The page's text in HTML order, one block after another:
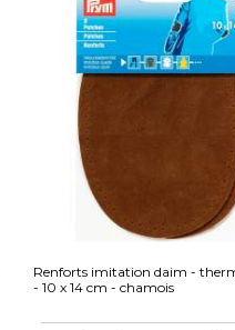
Renforts imitation daim -
- 10 x 14 cm - chamois